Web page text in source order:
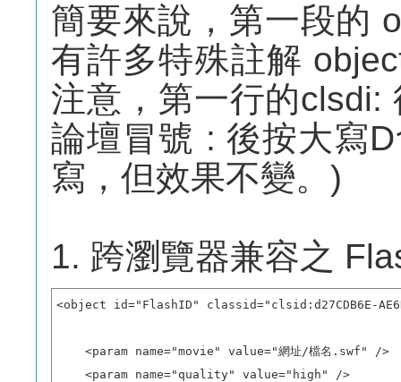
簡要來說，第一段的
有許多特殊註解
注意，第一行的clsdi:
論壇冒號 : 後按大寫
寫，但效果不變。)
1. 跨瀏覽器兼容之
<object id="FlashID" classid="clsid:d27CDB6E-
    <param name="movie" value="網址/檔名.swf" />
    <param name="quality" value="high" />